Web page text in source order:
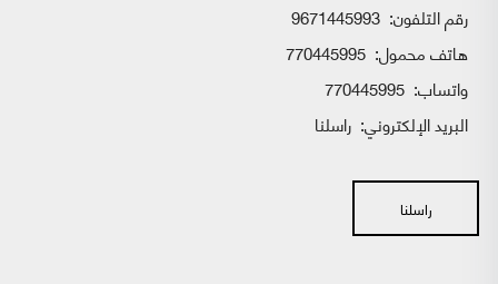
رقم التلفون: 9671445993
هاتف محمول: 770445995
واتساب:
البريد الإلكتروني: راسلنا
راسلنا